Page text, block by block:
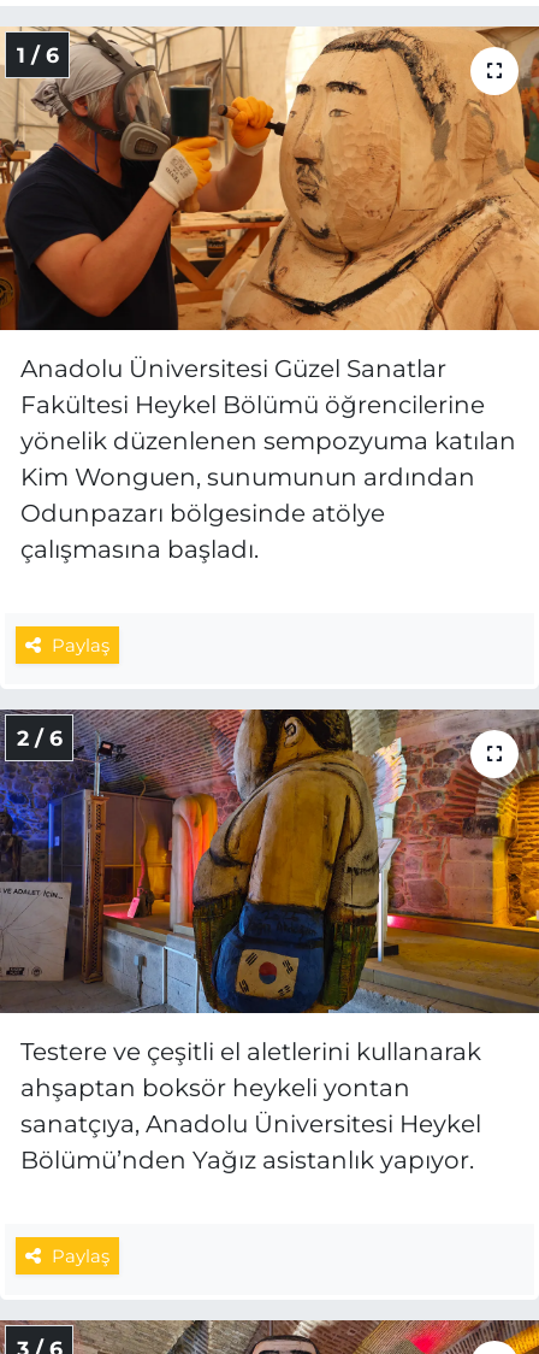
1 / 6
Anadolu Üniversitesi Güzel Sanatlar
Fakültesi Heykel Bölümü öğrencilerine
yönelik düzenlenen sempozyuma katılan
Kim Wonguen, sunumunun ardından
Odunpazarı bölgesinde atölye
çalışmasına başladı.
Paylaş
2 / 6
Testere ve çeşitli el aletlerini kullanarak
ahşaptan boksör heykeli yontan
sanatçıya, Anadolu Üniversitesi Heykel
Bölümü’nden Yağız asistanlık yapıyor.
Paylaş
3 / 6